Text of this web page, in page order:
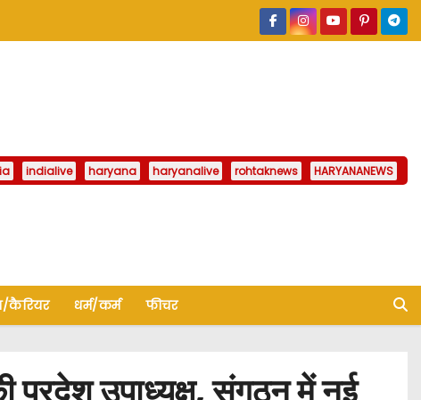
indialive haryana haryanalive rohtaknews HARYANANEWS
कैरियर धर्म/कर्म फीचर